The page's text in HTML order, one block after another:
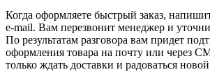
Когда оформляете быстрый заказ,
e-mail. Вам перезвонит менеджер и
По результатам разговора вам придет
оформления товара на почту или через
только ждать доставки и радоваться